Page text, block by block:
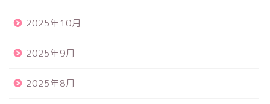
2025年10月
2025年9月
2025年8月